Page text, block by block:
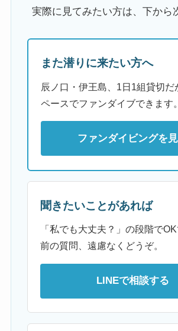
実際に見てみたい方は、下から
また潜りに来たい方へ
辰ノ口・伊王島、1日1組貸切だ
ペースでファンダイブできます。
ファンダイビングを
聞きたいことがあれば
「私でも大丈夫？」の段階で
前の質問、遠慮なくどうぞ。
LINEで相談する